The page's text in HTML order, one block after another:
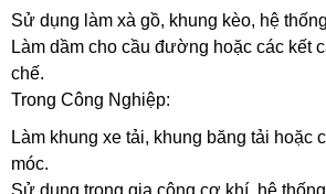
Sử dụng làm xà gồ, khung kèo, hệ
Làm dầm cho cầu đường hoặc các kết
chế.
Trong Công Nghiệp:
Làm khung xe tải, khung băng tải hoặc
móc.
Sử dụng trong gia công cơ khí, hệ